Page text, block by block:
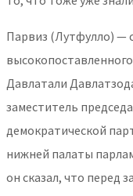
Парвиз (Лутфулло) —
Давлатали
заместитель
демократической
нижней палаты
он сказал, что перед